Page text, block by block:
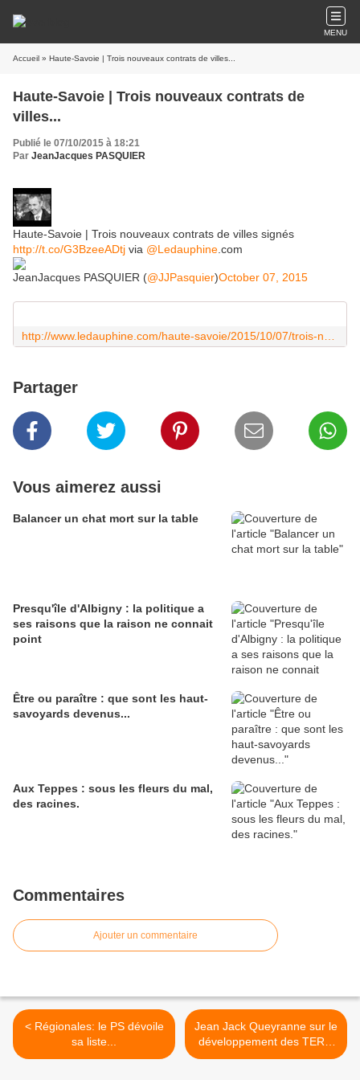
MENU
Accueil » Haute-Savoie | Trois nouveaux contrats de villes...
Haute-Savoie | Trois nouveaux contrats de
villes...
Publié le 07/10/2015 à 18:21
Par JeanJacques PASQUIER
Haute-Savoie | Trois nouveaux contrats de villes signés
http://t.co/G3BzeeADtj via @Ledauphine .com
JeanJacques PASQUIER (@JJPasquier)October 07, 2015
Partager
Vous aimerez aussi
Balancer un chat mort sur la table
Presqu'île d'Albigny : la politique a
ses raisons que la raison ne connait
point
Être ou paraître : que sont les haut-
savoyards devenus...
Aux Teppes : sous les fleurs du mal,
des racines.
Commentaires
Ajouter un commentaire
< Régionales: le PS dévoile
sa liste...
Jean Jack Queyranne sur le
développement des TER...
>